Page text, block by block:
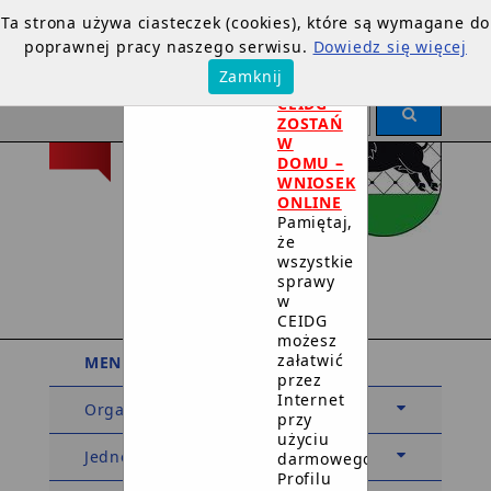
Urząd Miejski
w Debrznie
MENU PODMIOTOWE
Organy
Jednostki organizacyjne
Ta strona używa ciasteczek (cookies), które są wymagane do
poprawnej pracy naszego serwisu. Dowiedz się więcej
Zamknij
×
DOTYCZY
CEIDG –
ZOSTAŃ
W
DOMU –
WNIOSEK
ONLINE
Pamiętaj,
że
wszystkie
sprawy
w
CEIDG
możesz
załatwić
przez
Internet
przy
użyciu
darmowego
Profilu